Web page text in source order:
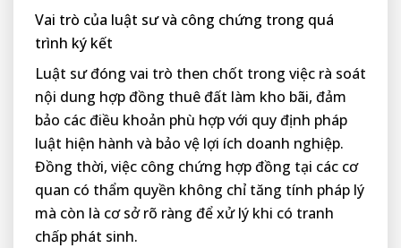
Vai trò của luật sư và công chứng trong quá
trình ký kết
Luật sư đóng vai trò then chốt trong việc rà soát
nội dung hợp đồng thuê đất làm kho bãi, đảm
bảo các điều khoản phù hợp với quy định pháp
luật hiện hành và bảo vệ lợi ích doanh nghiệp.
Đồng thời, việc công chứng hợp đồng tại các cơ
quan có thẩm quyền không chỉ tăng tính pháp lý
mà còn là cơ sở rõ ràng để xử lý khi có tranh
chấp phát sinh.